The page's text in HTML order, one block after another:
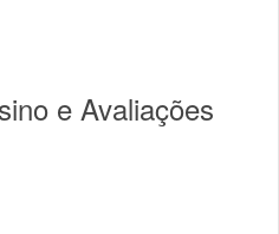
e Avaliações